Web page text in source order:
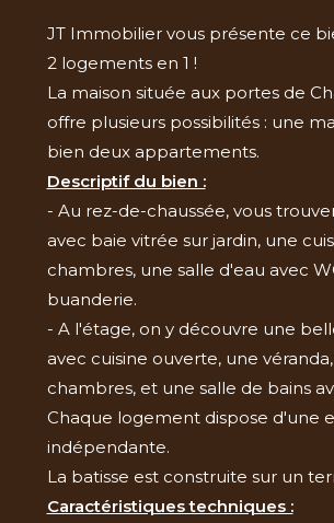
JT Immobilier vous présente ce
2 logements en 1 !
La maison située aux portes de
offre plusieurs possibilités : une
bien deux appartements.
Descriptif du bien :
- Au rez-de-chaussée, vous
avec baie vitrée sur jardin, une
chambres, une salle d'eau avec
buanderie.
- A l'étage, on y découvre une
avec cuisine ouverte, une
chambres, et une salle de bains
Chaque logement dispose d'une
indépendante.
La batisse est construite sur un
Caractéristiques techniques :